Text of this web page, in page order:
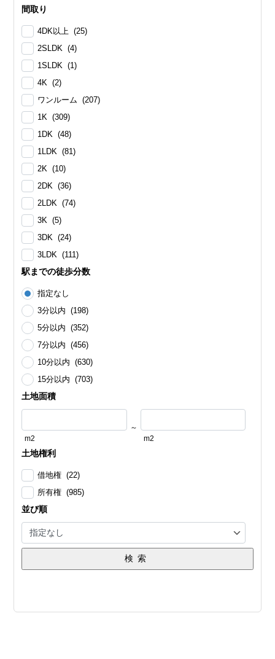
間取り
4DK以上 (25)
2SLDK (4)
1SLDK (1)
4K (2)
ワンルーム (207)
1K (309)
1DK (48)
1LDK (81)
2K (10)
2DK (36)
2LDK (74)
3K (5)
3DK (24)
3LDK (111)
駅までの徒歩分数
指定なし
3分以内 (198)
5分以内 (352)
7分以内 (456)
10分以内 (630)
15分以内 (703)
土地面積
m2
～
m2
土地権利
借地権 (22)
所有権 (985)
並び順
検索